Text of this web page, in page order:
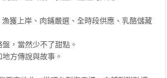
獲上岸、肉鋪嚴選、全時段供應、乳酪儲藏
，當然少不了甜點。
方傳說與故事。